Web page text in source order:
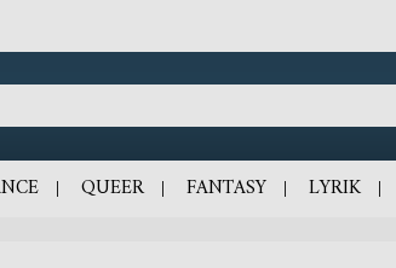
QUEER FANTASY LYRIK